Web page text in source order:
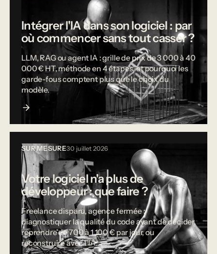
Intégrer l'IA dans son logiciel : par
où commencer sans tout casser ?
LLM, RAG ou agent IA : grille de prix de 3 000 à 40
000 € HT, méthode en 4 étapes, et pourquoi les
garde-fous comptent plus que le choix du
modèle.
SUR MESURE30 juillet 2026
Votre logiciel n'a plus de
développeur : que faire ?
Freelance disparu, agence fermée :
diagnostiquer la qualité du code avant de décider,
reprendre de 700 à 1 100 € par jour, ou
reconstruire avec l'IA.